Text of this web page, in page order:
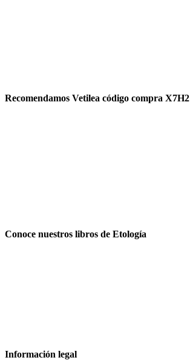
Recomendamos Vetilea código compra X7H2
Conoce nuestros libros de Etología
Información legal